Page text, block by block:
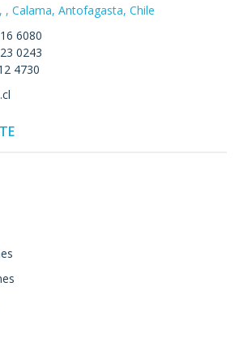
, Calama, Antofagasta, Chile
6080
0243
4730